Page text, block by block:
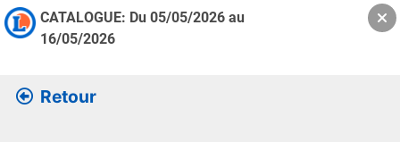
CATALOGUE: Du 05/05/2026 au
16/05/2026
Retour